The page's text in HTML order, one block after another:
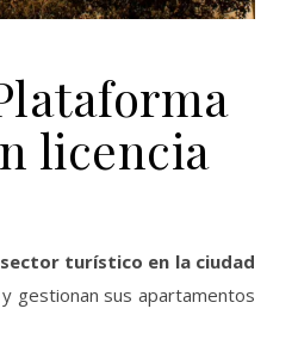
licencia
sector turístico en la ciudad
gestionan sus apartamentos